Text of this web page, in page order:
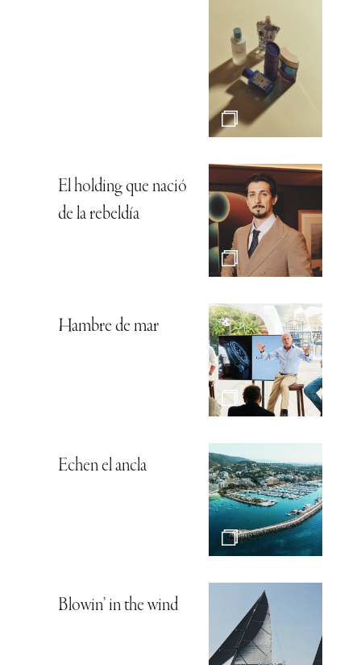
El holding que nació
de la rebeldía
Hambre de mar
Echen el ancla
Blowin’ in the wind